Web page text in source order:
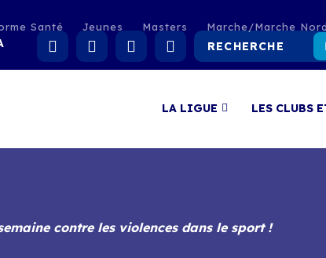
Santé Jeunes Masters Marche/Marche
LA LIGUE LES CLUBS
contre les violences dans le sport !